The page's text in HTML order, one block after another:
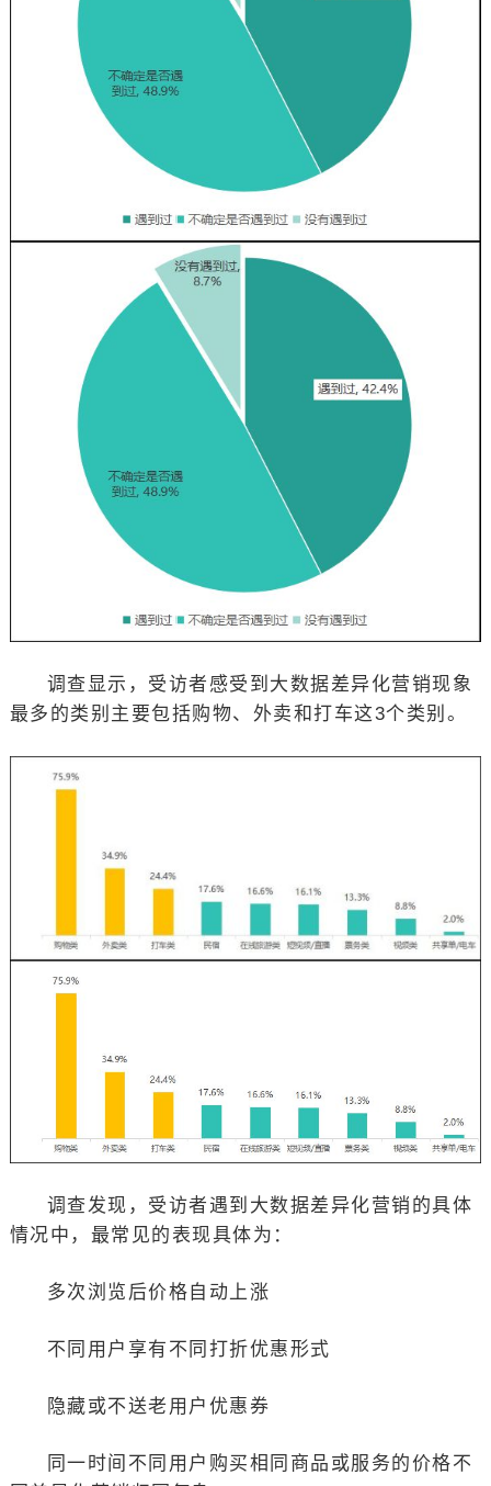
调查显示，受访者感受到大数据差异化营销现象
最多的类别主要包括购物、外卖和打车这3个类别。
调查发现，受访者遇到大数据差异化营销的具体
情况中，最常见的表现具体为：
多次浏览后价格自动上涨
不同用户享有不同打折优惠形式
隐藏或不送老用户优惠券
同一时间不同用户购买相同商品或服务的价格不